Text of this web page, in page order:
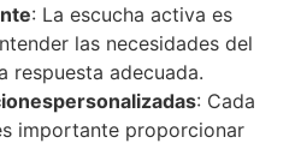
: La escucha activa es
las necesidades del
respuesta adecuada.
: Cada
importante proporcionar